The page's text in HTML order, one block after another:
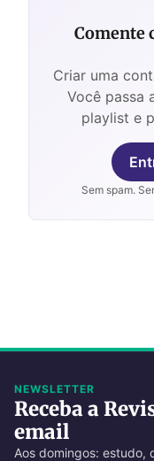
Comente
Criar uma
Você passa
playlist e
Sem spam.
NEWSLETTER
Receba a
email
Aos domingos: estudo,